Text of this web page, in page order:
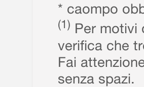
* caompo
(1) Per motivi
verifica che
Fai
senza spazi.